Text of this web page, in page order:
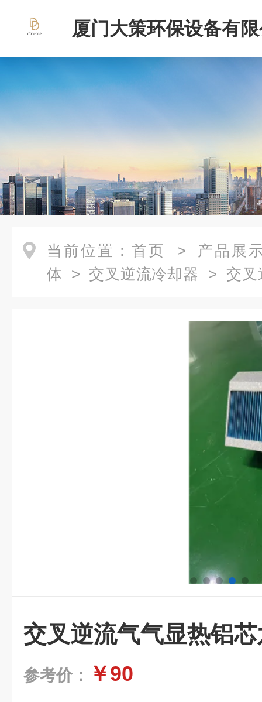
厦门大策环保设备有
当前位置： 首页 > 产品展
体 > 交叉逆流冷却器 > 交叉
交叉逆流气气显热铝
参考价： ￥90